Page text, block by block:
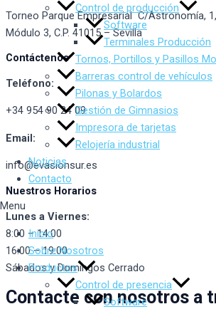
Control de producción
Software
Terminales Producción
Tornos, Portillos y Pasillos
Barreras control de vehículos
Pilonas y Bolardos
Gestión de Gimnasios
Impresora de tarjetas
Relojería industrial
Noticias
Contacto
Menu
Inicio
Sobre Nosotros
Productos
Control de presencia
Software
Torneo Parque Empresarial C/Astronomía,
Módulo 3, C.P. 41015 – Sevilla
Contáctenos
Teléfono:
+34 954 90 24 09
Email:
info@evasionsur.es
Nuestros Horarios
Lunes a Viernes:
8:00 – 14:00
16:00 – 19:00
Sábados y Domingos Cerrado
Contacte con nosotros a